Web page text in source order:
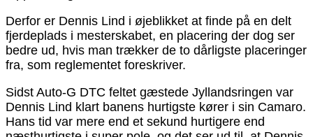
Derfor er Dennis Lind i øjeblikket at finde på en delt
fjerdeplads i mesterskabet, en placering der dog ser
bedre ud, hvis man trækker de to dårligste placeringer
fra, som reglementet foreskriver.
Sidst Auto-G DTC feltet gæstede Jyllandsringen var
Dennis Lind klart banens hurtigste kører i sin Camaro.
Hans tid var mere end et sekund hurtigere end